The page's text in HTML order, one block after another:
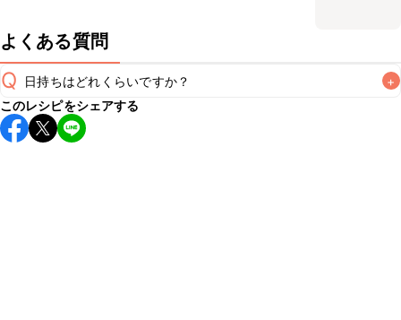
よくある質問
Q 日持ちはどれくらいですか？ +
保存期間は冷蔵で翌日中が目安です。なるべくお早めにお召
し上がりください。
このレシピをシェアする